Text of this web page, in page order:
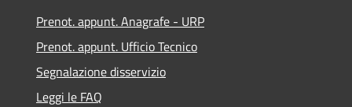
Prenot. appunt. Anagrafe - URP
Prenot. appunt. Ufficio Tecnico
Segnalazione disservizio
Leggi le FAQ